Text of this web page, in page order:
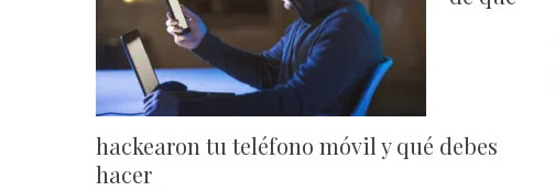
hackearon tu teléfono móvil y qué debes
hacer